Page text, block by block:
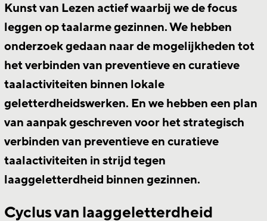
Kunst van Lezen actief waarbij we de focus
leggen op taalarme gezinnen. We hebben
onderzoek gedaan naar de mogelijkheden tot
het verbinden van preventieve en curatieve
taalactiviteiten binnen lokale
geletterdheidswerken. En we hebben een plan
van aanpak geschreven voor het strategisch
verbinden van preventieve en curatieve
taalactiviteiten in strijd tegen
laaggeletterdheid binnen gezinnen.
Cyclus van laaggeletterdheid